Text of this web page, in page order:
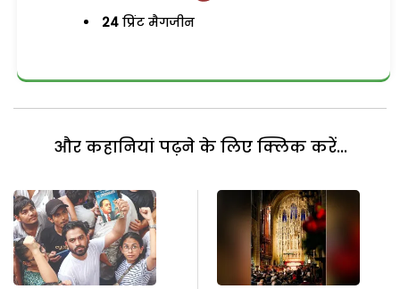
24 प्रिंट मैगजीन
और कहानियां पढ़ने के लिए क्लिक करें...